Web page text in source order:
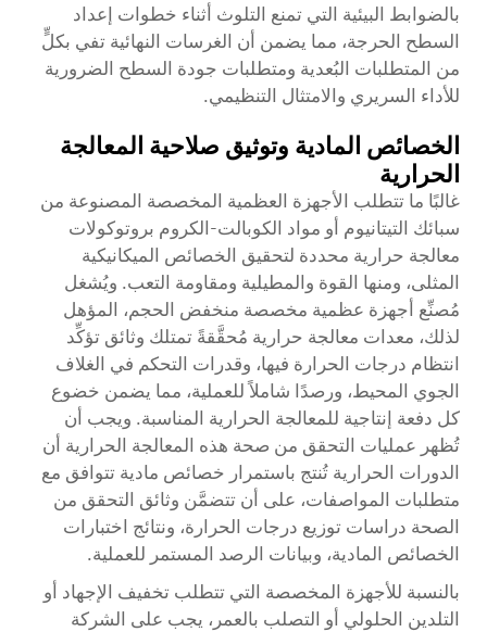
بالضوابط البيئية التي تمنع التلوث أثناء خطوات إعداد
السطح الحرجة، مما يضمن أن الغرسات النهائية تفي بكلٍّ
من المتطلبات البُعدية ومتطلبات جودة السطح الضرورية
للأداء السريري والامتثال التنظيمي.
الخصائص المادية وتوثيق صلاحية المعالجة
الحرارية
غالبًا ما تتطلب الأجهزة العظمية المخصصة المصنوعة من
سبائك التيتانيوم أو مواد الكوبالت-الكروم بروتوكولات
معالجة حرارية محددة لتحقيق الخصائص الميكانيكية
المثلى، ومنها القوة والمطيلية ومقاومة التعب. ويُشغل
مُصنِّع أجهزة عظمية مخصصة منخفض الحجم، المؤهل
لذلك، معدات معالجة حرارية مُحقَّقةً تمتلك وثائق تؤكِّد
انتظام درجات الحرارة فيها، وقدرات التحكم في الغلاف
الجوي المحيط، ورصدًا شاملاً للعملية، مما يضمن خضوع
كل دفعة إنتاجية للمعالجة الحرارية المناسبة. ويجب أن
تُظهر عمليات التحقق من صحة هذه المعالجة الحرارية أن
الدورات الحرارية تُنتج باستمرار خصائص مادية تتوافق مع
متطلبات المواصفات، على أن تتضمَّن وثائق التحقق من
الصحة دراسات توزيع درجات الحرارة، ونتائج اختبارات
الخصائص المادية، وبيانات الرصد المستمر للعملية.
بالنسبة للأجهزة المخصصة التي تتطلب تخفيف الإجهاد أو
التلدين الحلولي أو التصلب بالعمر، يجب على الشركة